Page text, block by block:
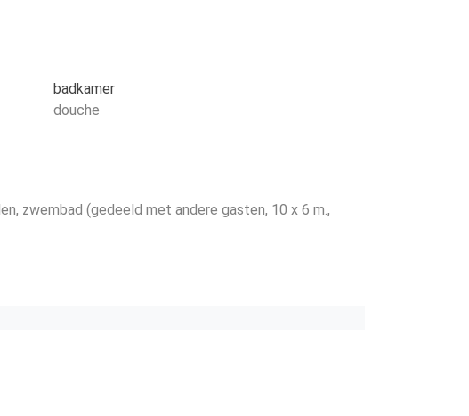
badkamer
douche
, zwembad (gedeeld met andere gasten, 10 x 6 m.,